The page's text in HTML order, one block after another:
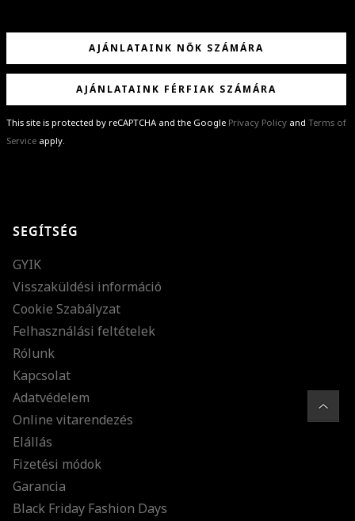
AJÁNLATAINK NŐK SZÁMÁRA
AJÁNLATAINK FÉRFIAK SZÁMÁRA
This site is protected by reCAPTCHA and the Google Privacy Policy and Terms of
Service apply.
különleges ajánlatainkat és stílustippjeinket!
SEGÍTSÉG
GYIK
Visszaküldési információ
Cookie Szabályzat
Felhasználási feltételek
Rólunk
Kapcsolat
Adatvédelem
Online vitarendezés
Elállás
Fizetési módok
Garancia
Black Friday Fashion Days